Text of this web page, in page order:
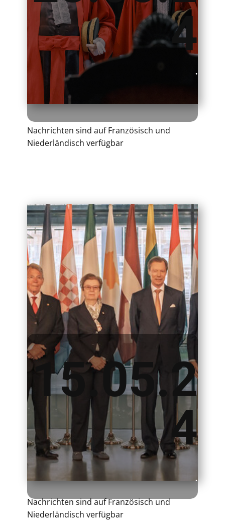
4
.
Nachrichten sind auf Französisch und
Niederländisch verfügbar
15.05.2
4
.
​Nachrichten sind auf Französisch und
Niederländisch verfügbar